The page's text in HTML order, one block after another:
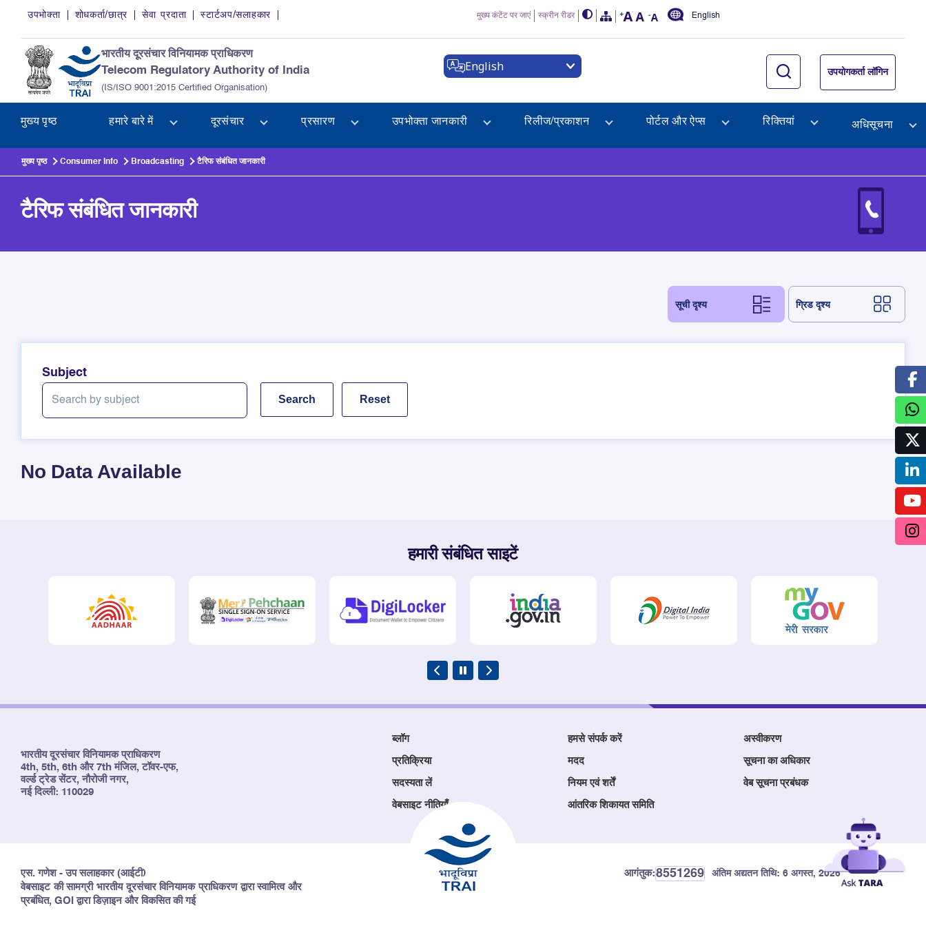
Skip to main content
उपभोक्ता शोधकर्ता/छात्र सेवा प्रदाता स्टार्टअप/सलाहकार मुख्य कंटेंट पर जाएं स्क्रीन रीडर English
भारतीय दूरसंचार विनियामक प्राधिकरण
Telecom Regulatory Authority of India
(IS/ISO 9001:2015 Certified Organisation)
English उपयोगकर्ता लॉगिन
मुख्य पृष्ठ हमारे बारे में दूरसंचार प्रसारण उपभोक्ता जानकारी रिलीज/प्रकाशन पोर्टल और ऐप्स रिक्तियां अधिसूचना
मुख्य पृष्ठ Consumer Info Broadcasting टैरिफ संबंधित जानकारी
टैरिफ संबंधित जानकारी
सूची दृश्य ग्रिड दृश्य
Subject
No Data Available
हमारी संबंधित साइटें
भारतीय दूरसंचार विनियामक प्राधिकरण
4th, 5th, 6th और 7th मंजिल, टॉवर-एफ,
वर्ल्ड ट्रेड सेंटर, नौरोजी नगर,
नई दिल्ली: 110029
ब्लॉग हमसे संपर्क करें अस्वीकरण
प्रतिक्रिया मदद सूचना का अधिकार
सदस्यता लें नियम एवं शर्तें वेब सूचना प्रबंधक
वेबसाइट नीतियाँ आंतरिक शिकायत समिति
एस. गणेश - उप सलाहकार (आईटी)
वेबसाइट की सामग्री भारतीय दूरसंचार विनियामक प्राधिकरण द्वारा स्वामित्व और
प्रबंधित, GOI द्वारा डिज़ाइन और विकसित की गई
आगंतुक:8551269 अंतिम अद्यतन तिथि: 6 अगस्त, 2026